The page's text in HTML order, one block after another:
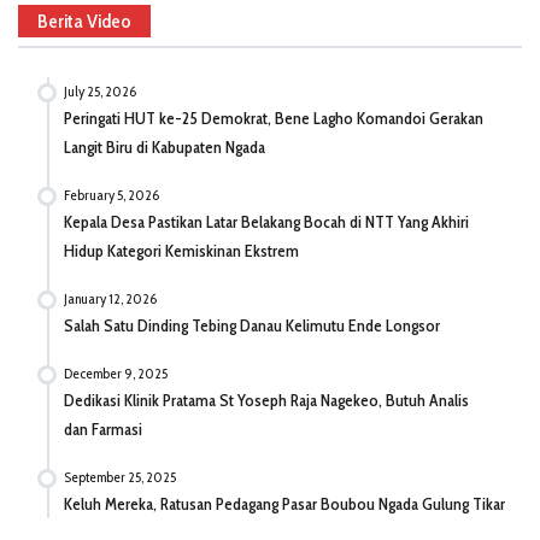
Berita Video
July 25, 2026
Peringati HUT ke-25 Demokrat, Bene Lagho Komandoi Gerakan
Langit Biru di Kabupaten Ngada
February 5, 2026
Kepala Desa Pastikan Latar Belakang Bocah di NTT Yang Akhiri
Hidup Kategori Kemiskinan Ekstrem
January 12, 2026
Salah Satu Dinding Tebing Danau Kelimutu Ende Longsor
December 9, 2025
Dedikasi Klinik Pratama St Yoseph Raja Nagekeo, Butuh Analis
dan Farmasi
September 25, 2025
Keluh Mereka, Ratusan Pedagang Pasar Boubou Ngada Gulung Tikar